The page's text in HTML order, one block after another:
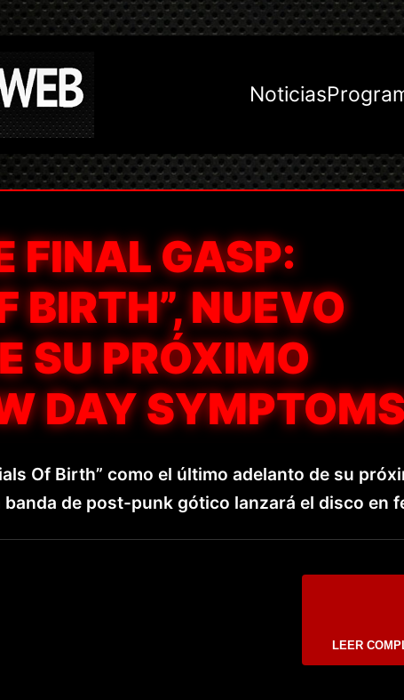
Noticias
FINAL GASP:
BIRTH”, NUEVO
SU PRÓXIMO
DAY
Of Birth” como el último adelanto de su
banda de post-punk gótico lanzará el disco en
LEER